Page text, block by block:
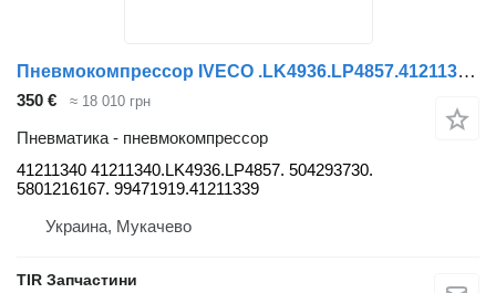
Пневмокомпрессор IVECO .LK4936.LP4857.41211339. 504293730. 5801216167. 99471919 41211340 для грузовика IVECO STRALIS
350 € ≈ 18 010 грн
Пневматика - пневмокомпрессор
41211340 41211340.LK4936.LP4857. 504293730.
5801216167. 99471919.41211339
Украина, Мукачево
TIR Запчастини